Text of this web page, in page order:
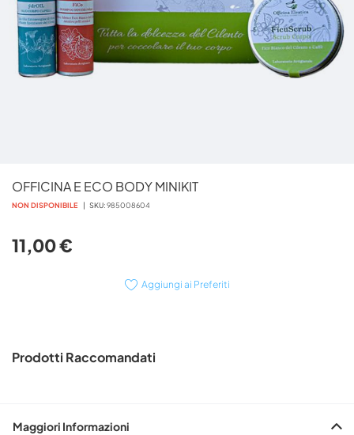
OFFICINA E ECO BODY MINIKIT
NON DISPONIBILE SKU 985008604
11,00 €
Aggiungi ai Preferiti
all'inizio
della
immagini
Prodotti Raccomandati
Maggiori Informazioni